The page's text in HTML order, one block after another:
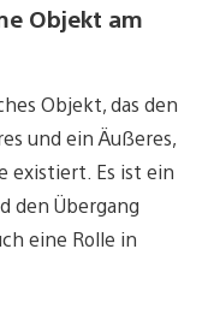
Objekt am
Objekt, das den
und ein Äußeres,
existiert. Es ist ein
den Übergang
eine Rolle in